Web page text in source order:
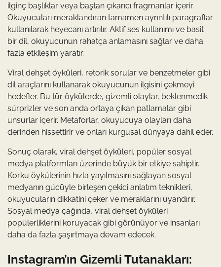
ilginç başlıklar veya baştan çıkarıcı fragmanlar içerir.
Okuyucuları meraklandıran tamamen ayrıntılı paragraflar
kullanılarak heyecanı artırılır. Aktif ses kullanımı ve basit
bir dil, okuyucunun rahatça anlamasını sağlar ve daha
fazla etkileşim yaratır.
Viral dehşet öyküleri, retorik sorular ve benzetmeler gibi
dil araçlarını kullanarak okuyucunun ilgisini çekmeyi
hedefler. Bu tür öykülerde, gizemli olaylar, beklenmedik
sürprizler ve son anda ortaya çıkan patlamalar gibi
unsurlar içerir. Metaforlar, okuyucuya olayları daha
derinden hissettirir ve onları kurgusal dünyaya dahil eder.
Sonuç olarak, viral dehşet öyküleri, popüler sosyal
medya platformları üzerinde büyük bir etkiye sahiptir.
Korku öykülerinin hızla yayılmasını sağlayan sosyal
medyanın gücüyle birleşen çekici anlatım teknikleri,
okuyucuların dikkatini çeker ve meraklarını uyandırır.
Sosyal medya çağında, viral dehşet öyküleri
popülerliklerini koruyacak gibi görünüyor ve insanları
daha da fazla şaşırtmaya devam edecek.
Instagram’ın Gizemli Tutanakları: